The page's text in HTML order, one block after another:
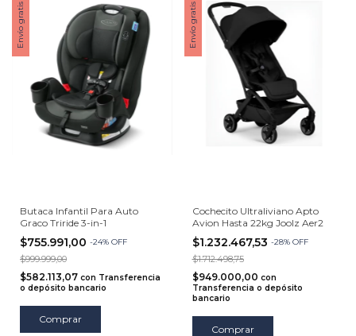
Envío gratis
Butaca Infantil Para Auto
Graco Triride 3-in-1
$755.991,00 -24% OFF
$999.999,00
$582.113,07 con Transferencia
o depósito bancario
Comprar
Envío gratis
Cochecito Ultraliviano Apto
Avion Hasta 22kg Joolz Aer2
$1.232.467,53 -28% OFF
$1.712.498,75
$949.000,00 con
Transferencia o depósito
bancario
Comprar